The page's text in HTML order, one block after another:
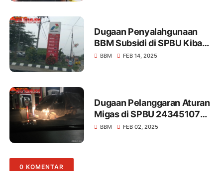
Dugaan Penyalahgunaan
BBM Subsidi di SPBU Kibang
Menggala, Pertamina
BBM FEB 14, 2025
Dugaan Pelanggaran Aturan
Migas di SPBU 24345107
Menggala, LBH PKR
BBM FEB 02, 2025
0 KOMENTAR